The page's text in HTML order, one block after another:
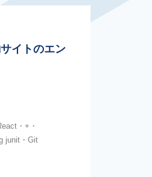
イトのエン
・+・
junit・Git